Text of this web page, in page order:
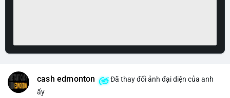
cash edmonton
Đã thay đổi ảnh đại diện của anh
ấy